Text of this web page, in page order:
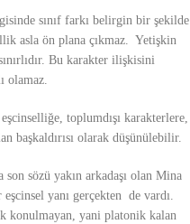
sınıf farkı belirgin bir şekilde
asla ön plana çıkmaz. Yetişkin
Bu karakter ilişkisini
olamaz.
toplumdışı karakterlere,
başkaldırısı olarak düşünülebilir.
sözü yakın arkadaşı olan Mina
yanı gerçekten de vardı.
konulmayan, yani platonik kalan